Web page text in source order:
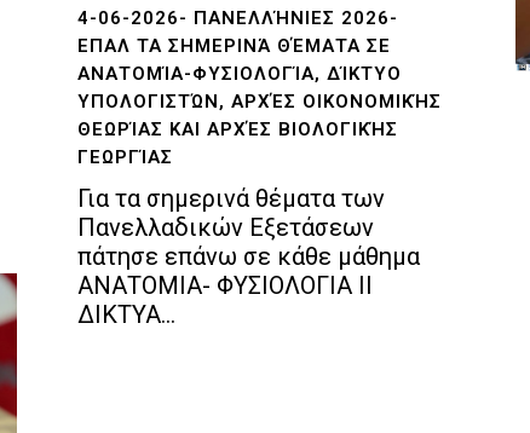
4-06-2026- ΠΑΝΕΛΛΉΝΙΕΣ 2026-
ΕΠΑΛ ΤΑ ΣΗΜΕΡΙΝΆ ΘΈΜΑΤΑ ΣΕ
ΑΝΑΤΟΜΊΑ-ΦΥΣΙΟΛΟΓΊΑ, ΔΊΚΤΥΟ
ΥΠΟΛΟΓΙΣΤΏΝ, ΑΡΧΈΣ ΟΙΚΟΝΟΜΙΚΉΣ
ΘΕΩΡΊΑΣ ΚΑΙ ΑΡΧΈΣ ΒΙΟΛΟΓΙΚΉΣ
ΓΕΩΡΓΊΑΣ
Για τα σημερινά θέματα των
Πανελλαδικών Εξετάσεων
πάτησε επάνω σε κάθε μάθημα
ΑΝΑΤΟΜΙΑ- ΦΥΣΙΟΛΟΓΙΑ II
ΔΙΚΤΥΑ...